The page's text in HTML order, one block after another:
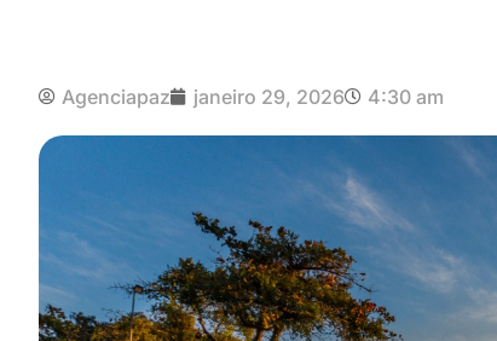
Agenciapaz janeiro 29, 2026 4:30 am